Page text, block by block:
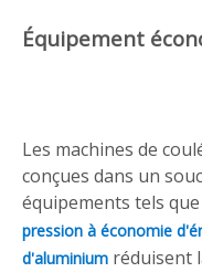
Équipement
Les machines de
conçues dans un
équipements tels
pression à économie
d'aluminium réduisent